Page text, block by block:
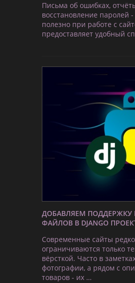
Письма об ошибках,
восстановление паролей -
полезно при работе с
предоставляет удобный
ДОБАВЛЯЕМ ПОДДЕРЖКУ
ФАЙЛОВ В DJANGO
Современные сайты редко
ограничиваются только
вёрсткой. Часто в
фотографии, а рядом с
товаров - их …